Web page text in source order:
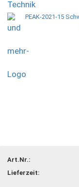
Art.Nr.:
Lieferzeit: